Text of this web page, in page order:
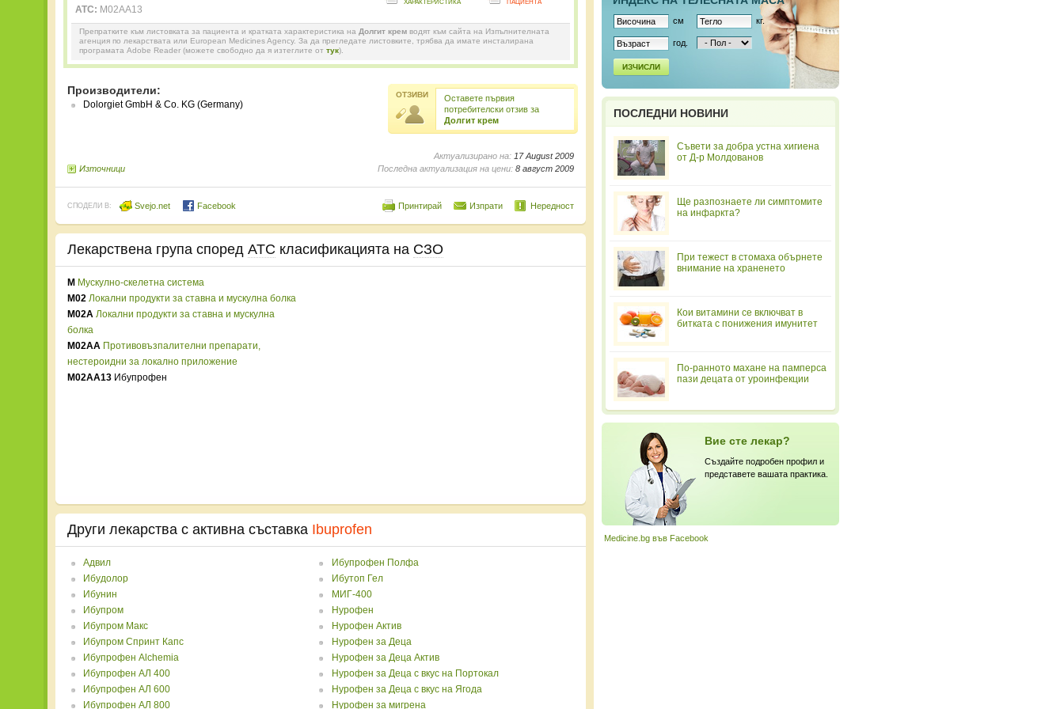
ATC: M02AA13
Препратките към листовката за пациента и кратката характеристика на Долгит крем водят към сайта на Изпълнителната
агенция по лекарствата или European Medicines Agency. За да прегледате листовките, трябва да имате инсталирана
програмата Adobe Reader (можете свободно да я изтеглите от тук).
ОТЗИВИ
Оставете първия
потребителски отзив за
Долгит крем
Производители:
Dolorgiet GmbH & Co. KG (Germany)
Актуализирано на: 17 August 2009
Последна актуализация на цени: 8 август 2009
Източници
СПОДЕЛИ В: Нередност
Изпрати
Принтирай
Svejo.net Facebook
Лекарствена група според ATC класификацията на СЗО
M Мускулно-скелетна система
M02 Локални продукти за ставна и мускулна болка
M02A Локални продукти за ставна и мускулна
болка
M02AA Противовъзпалителни препарати,
нестероидни за локално приложение
M02AA13 Ибупрофен
Други лекарства с активна съставка Ibuprofen
Адвил
Ибудолор
Ибунин
Ибупром
Ибупром Макс
Ибупром Спринт Капс
Ибупрофен Alchemia
Ибупрофен АЛ 400
Ибупрофен АЛ 600
Ибупрофен АЛ 800
Ибупрофен Полфа
Ибутоп Гел
МИГ-400
Нурофен
Нурофен Актив
Нурофен за Деца
Нурофен за Деца Актив
Нурофен за Деца с вкус на Портокал
Нурофен за Деца с вкус на Ягода
Нурофен за мигрена
см кг.
год.
ИЗЧИСЛИ
ПОСЛЕДНИ НОВИНИ
Съвети за добра устна хигиена
от Д-р Молдованов
Ще разпознаете ли симптомите
на инфаркта?
При тежест в стомаха обърнете
внимание на храненето
Кои витамини се включват в
битката с понижения имунитет
По-ранното махане на памперса
пази децата от уроинфекции
Вие сте лекар?
Създайте подробен профил и
представете вашата практика.
Medicine.bg във Facebook